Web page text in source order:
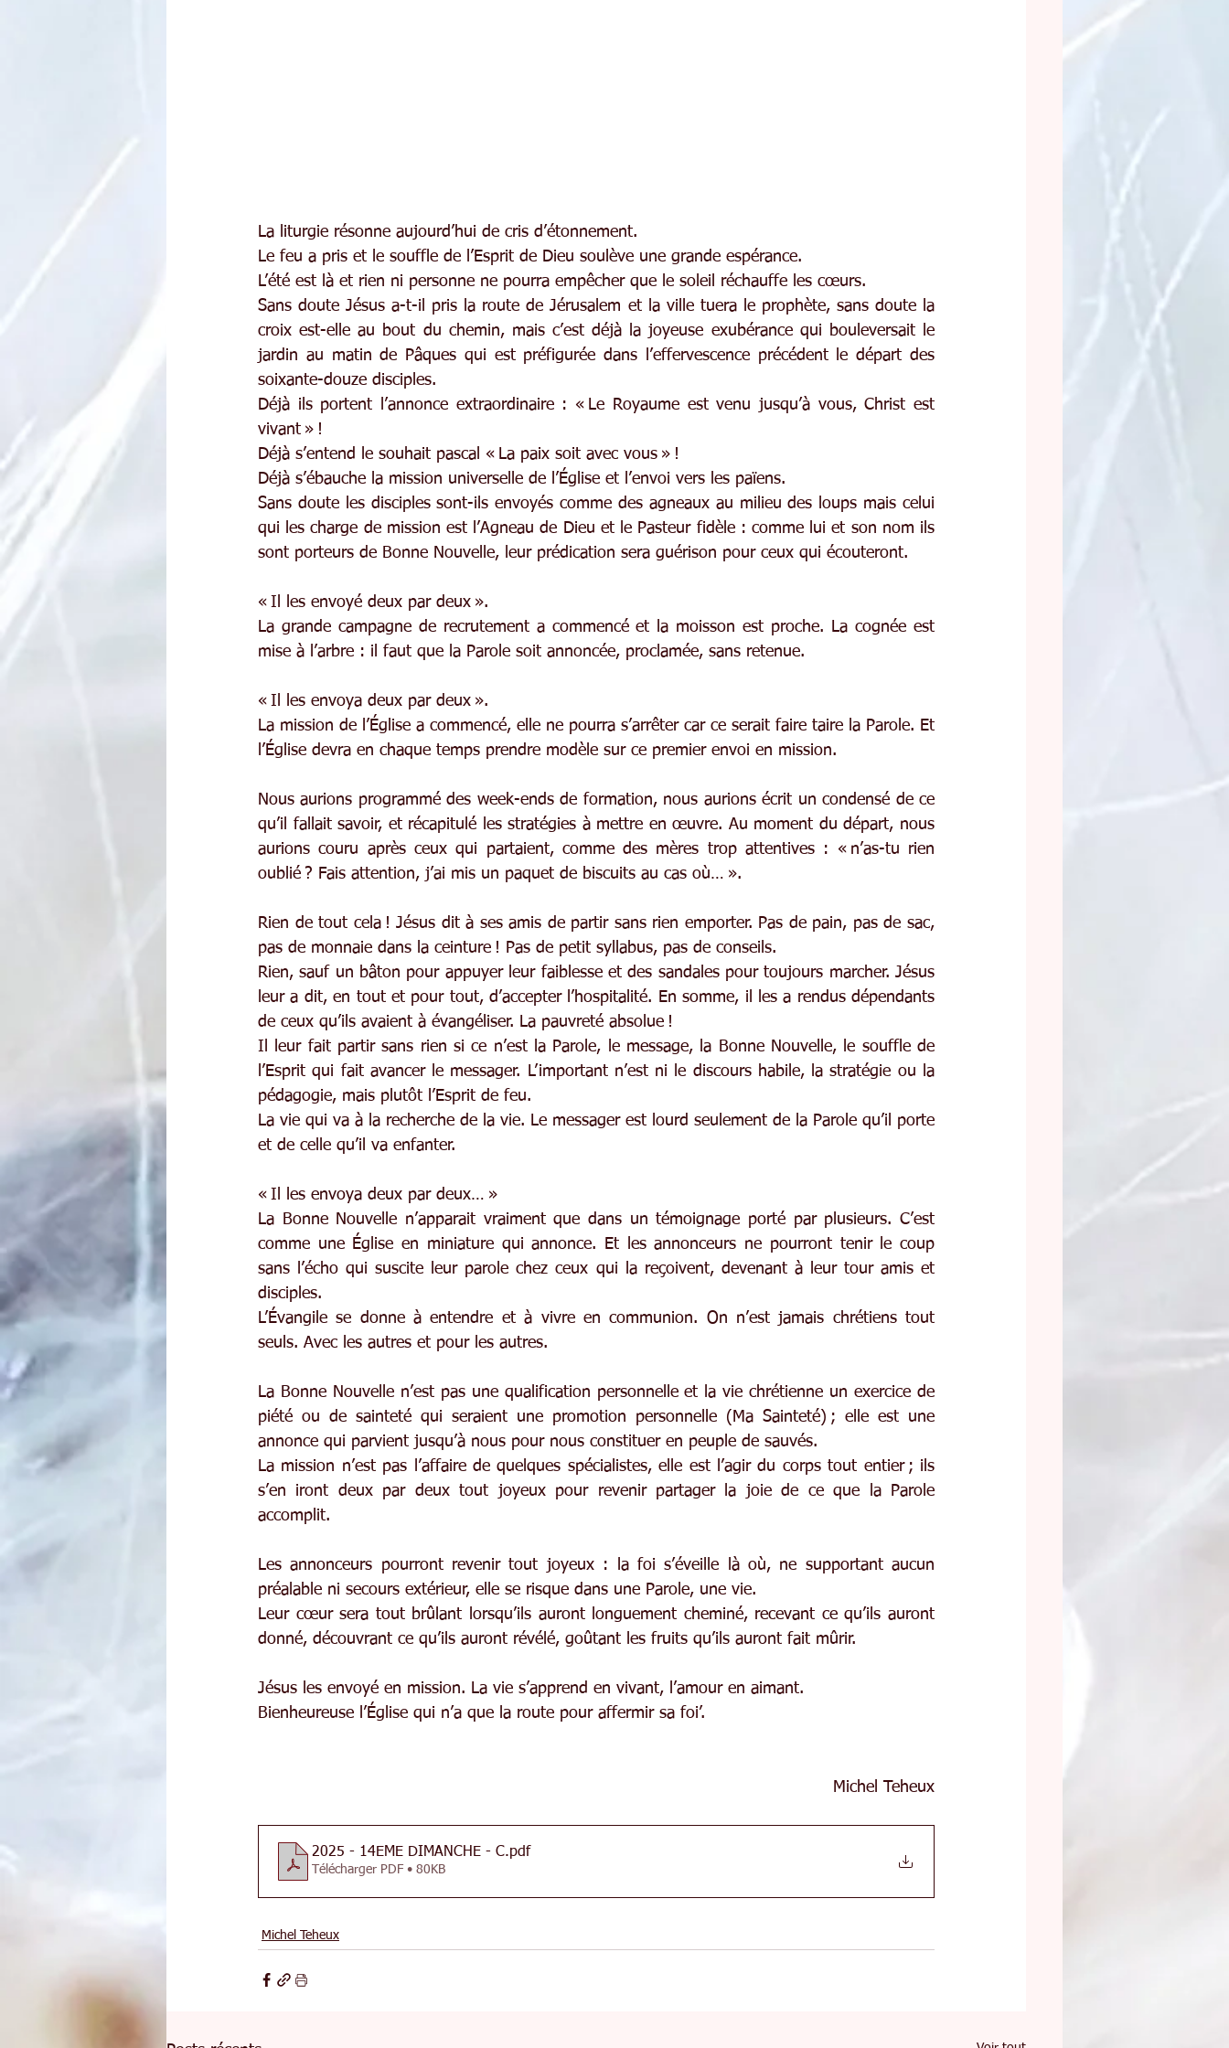
La liturgie résonne aujourd’hui de cris d’étonnement.
Le feu a pris et le souffle de l’Esprit de Dieu soulève une grande espérance.
L’été est là et rien ni personne ne pourra empêcher que le soleil réchauffe les cœurs.
Sans doute Jésus a-t-il pris la route de Jérusalem et la ville tuera le prophète, sans doute la
croix est-elle au bout du chemin, mais c’est déjà la joyeuse exubérance qui bouleversait le
jardin au matin de Pâques qui est préfigurée dans l’effervescence précédent le départ des
soixante-douze disciples.
Déjà ils portent l’annonce extraordinaire : « Le Royaume est venu jusqu’à vous, Christ est
vivant » !
Déjà s’entend le souhait pascal « La paix soit avec vous » !
Déjà s’ébauche la mission universelle de l’Église et l’envoi vers les païens.
Sans doute les disciples sont-ils envoyés comme des agneaux au milieu des loups mais celui
qui les charge de mission est l’Agneau de Dieu et le Pasteur fidèle : comme lui et son nom ils
sont porteurs de Bonne Nouvelle, leur prédication sera guérison pour ceux qui écouteront.
« Il les envoyé deux par deux ».
La grande campagne de recrutement a commencé et la moisson est proche. La cognée est
mise à l’arbre : il faut que la Parole soit annoncée, proclamée, sans retenue.
« Il les envoya deux par deux ».
La mission de l’Église a commencé, elle ne pourra s’arrêter car ce serait faire taire la Parole. Et
l’Église devra en chaque temps prendre modèle sur ce premier envoi en mission.
Nous aurions programmé des week-ends de formation, nous aurions écrit un condensé de ce
qu’il fallait savoir, et récapitulé les stratégies à mettre en œuvre. Au moment du départ, nous
aurions couru après ceux qui partaient, comme des mères trop attentives : « n’as-tu rien
oublié ? Fais attention, j’ai mis un paquet de biscuits au cas où… ».
Rien de tout cela ! Jésus dit à ses amis de partir sans rien emporter. Pas de pain, pas de sac,
pas de monnaie dans la ceinture ! Pas de petit syllabus, pas de conseils.
Rien, sauf un bâton pour appuyer leur faiblesse et des sandales pour toujours marcher. Jésus
leur a dit, en tout et pour tout, d’accepter l’hospitalité. En somme, il les a rendus dépendants
de ceux qu’ils avaient à évangéliser. La pauvreté absolue !
Il leur fait partir sans rien si ce n’est la Parole, le message, la Bonne Nouvelle, le souffle de
l’Esprit qui fait avancer le messager. L’important n’est ni le discours habile, la stratégie ou la
pédagogie, mais plutôt l’Esprit de feu.
La vie qui va à la recherche de la vie. Le messager est lourd seulement de la Parole qu’il porte
et de celle qu’il va enfanter.
« Il les envoya deux par deux… »
La Bonne Nouvelle n’apparait vraiment que dans un témoignage porté par plusieurs. C’est
comme une Église en miniature qui annonce. Et les annonceurs ne pourront tenir le coup
sans l’écho qui suscite leur parole chez ceux qui la reçoivent, devenant à leur tour amis et
disciples.
L’Évangile se donne à entendre et à vivre en communion. On n’est jamais chrétiens tout
seuls. Avec les autres et pour les autres.
La Bonne Nouvelle n’est pas une qualification personnelle et la vie chrétienne un exercice de
piété ou de sainteté qui seraient une promotion personnelle (Ma Sainteté) ; elle est une
annonce qui parvient jusqu’à nous pour nous constituer en peuple de sauvés.
La mission n’est pas l’affaire de quelques spécialistes, elle est l’agir du corps tout entier ; ils
s’en iront deux par deux tout joyeux pour revenir partager la joie de ce que la Parole
accomplit.
Les annonceurs pourront revenir tout joyeux : la foi s’éveille là où, ne supportant aucun
préalable ni secours extérieur, elle se risque dans une Parole, une vie.
Leur cœur sera tout brûlant lorsqu’ils auront longuement cheminé, recevant ce qu’ils auront
donné, découvrant ce qu’ils auront révélé, goûtant les fruits qu’ils auront fait mûrir.
Jésus les envoyé en mission. La vie s’apprend en vivant, l’amour en aimant.
Bienheureuse l’Église qui n’a que la route pour affermir sa foi’.
Michel Teheux
2025 - 14EME DIMANCHE - C.pdf
Télécharger PDF • 80KB
Michel Teheux